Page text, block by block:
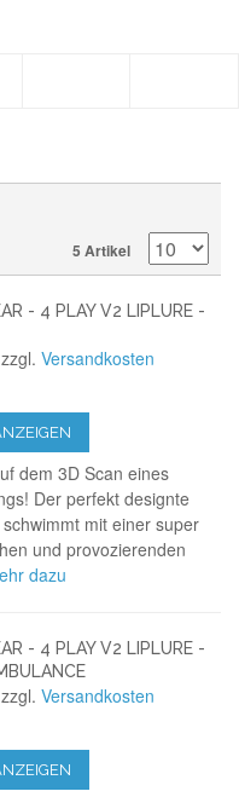
5 Artikel
- 4 PLAY V2 LIPLURE -
zzgl.Versandkosten
dem 3D Scan eines
Der perfekt designte
mit einer super
und provozierenden
dazu
- 4 PLAY V2 LIPLURE -
zzgl.Versandkosten